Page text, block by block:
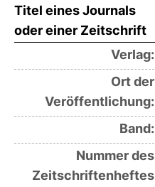
Titel eines Journals
oder einer Zeitschrift
Verlag:
Ort der
Veröffentlichung:
Band:
Nummer des
Zeitschriftenheftes